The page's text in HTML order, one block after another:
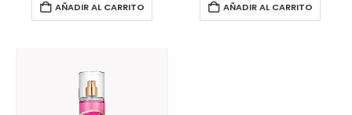
AÑADIR AL CARRITO AÑADIR AL CARRITO